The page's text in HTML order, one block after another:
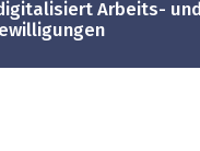
Arbeits- und